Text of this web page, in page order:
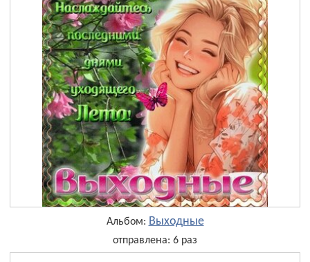
Альбом: Выходные
отправлена: 6 раз